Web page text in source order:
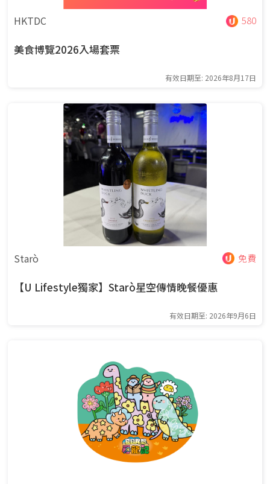
HKTDC 580
美食博覽2026入場套票
有效日期至: 2026年8月17日
Starò 免費
【U Lifestyle獨家】Starò星空傳情晚餐優惠
有效日期至: 2026年9月6日